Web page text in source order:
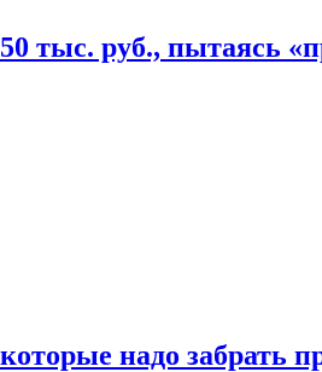
тыс. руб., пытаясь
надо забрать